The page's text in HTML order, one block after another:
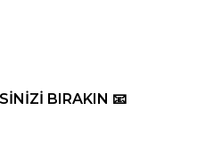
BIRAKIN 📧